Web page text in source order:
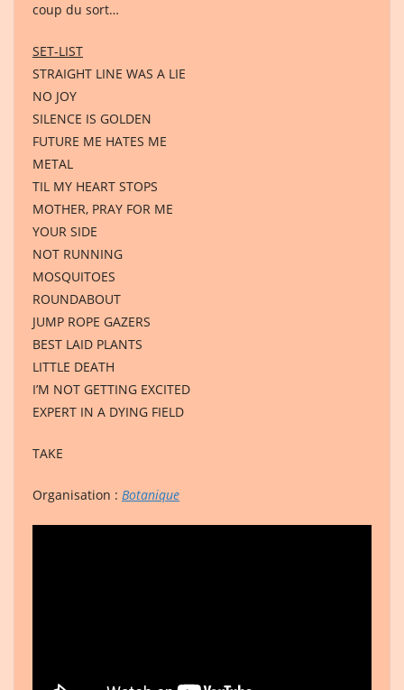
coup du sort…
SET-LIST
STRAIGHT LINE WAS A LIE
NO JOY
SILENCE IS GOLDEN
FUTURE ME HATES ME
METAL
TIL MY HEART STOPS
MOTHER, PRAY FOR ME
YOUR SIDE
NOT RUNNING
MOSQUITOES
ROUNDABOUT
JUMP ROPE GAZERS
BEST LAID PLANTS
LITTLE DEATH
I’M NOT GETTING EXCITED
EXPERT IN A DYING FIELD
TAKE
Organisation : Botanique